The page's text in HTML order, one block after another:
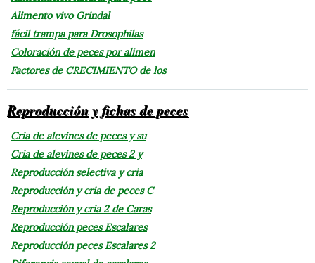
Alimento vivo Grindal
fácil trampa para Drosophilas
Coloración de peces por alimen
Factores de CRECIMIENTO de los
Reproducción y fichas de peces
Cria de alevines de peces y su
Cria de alevines de peces 2 y
Reproducción selectiva y cria
Reproducción y cria de peces C
Reproducción y cria 2 de Caras
Reproducción peces Escalares
Reproducción peces Escalares 2